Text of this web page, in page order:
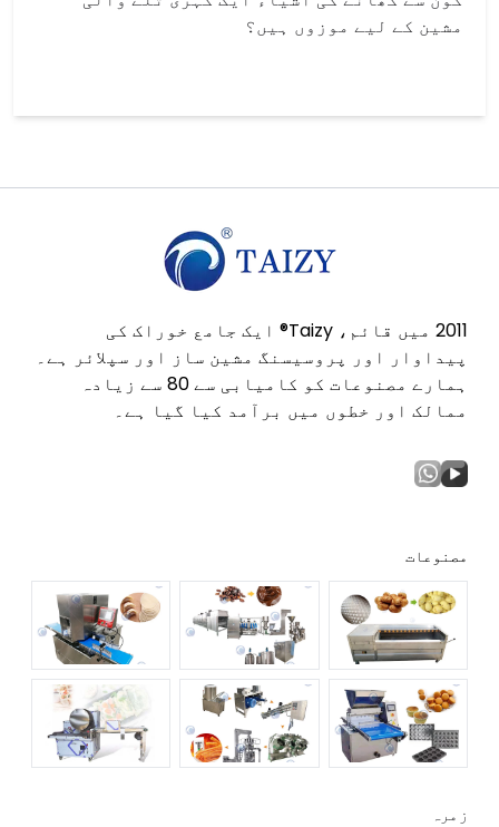
مشین کے لیے موزوں ہیں؟
2011 میں قائم، Taizy® ایک جامع خوراک کی
پیداوار اور پروسیسنگ مشین ساز اور سپلائر ہے۔
ہمارے مصنوعات کو کامیابی سے 80 سے زیادہ
ممالک اور خطوں میں برآمد کیا گیا ہے۔
مصنوعات
زمرہ